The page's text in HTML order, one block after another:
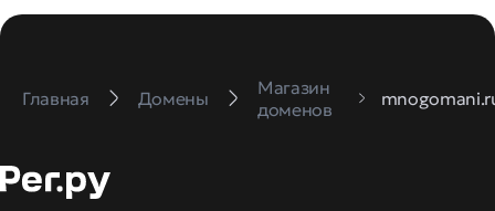
Главная Домены
Магазин
доменов